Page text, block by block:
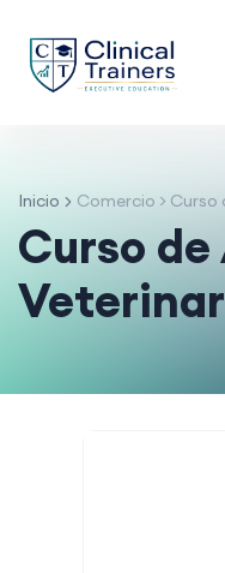
Inicio Comercio > Curso
Curso